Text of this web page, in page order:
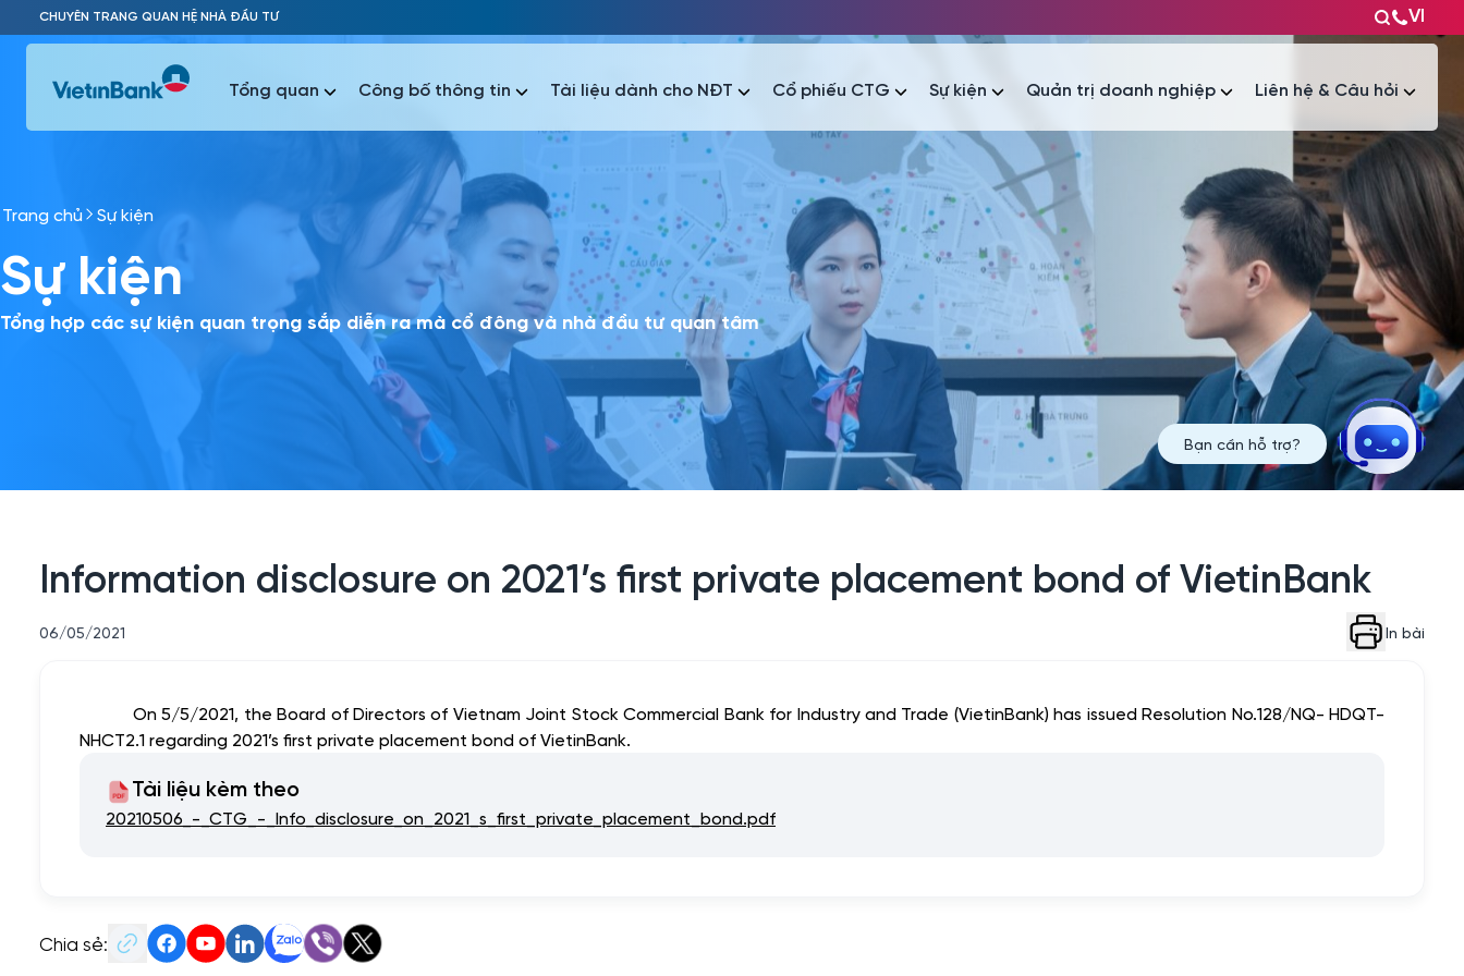
Skip to Main Content
CHUYÊN TRANG QUAN HỆ NHÀ ĐẦU TƯ VI
Phổ biến nhất
Báo cáo tài chính Thông tin giao dịch Công bố thông tin Sự kiện
Tổng quan Công bố thông tin Tài liệu dành cho NĐT Cổ phiếu CTG Sự kiện Quản trị doanh nghiệp Liên hệ & Câu hỏi
Phổ biến nhất
Thông tin giao dịch Công bố thông tin Tài liệu
Trang chủ Sự kiện
Sự kiện
Tổng hợp các sự kiện quan trọng sắp diễn ra mà cổ đông và nhà đầu tư quan tâm
Information disclosure on 2021’s first private placement bond of VietinBank
06/05/2021 In bài
On 5/5/2021, the Board of Directors of Vietnam Joint Stock Commercial Bank for Industry and Trade (VietinBank) has issued Resolution No.128/NQ- HDQT-
NHCT2.1 regarding 2021’s first private placement bond of VietinBank.
Tài liệu kèm theo
20210506_-_CTG_-_Info_disclosure_on_2021_s_first_private_placement_bond.pdf
Chia sẻ:
Bạn cần hỗ trợ?